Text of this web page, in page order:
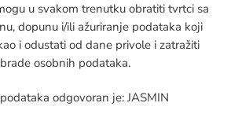
u svakom trenutku obratiti tvrtci sa
dopunu i/ili ažuriranje podataka koji
i odustati od dane privole i zatražiti
osobnih podataka.
odgovoran je: JASMIN